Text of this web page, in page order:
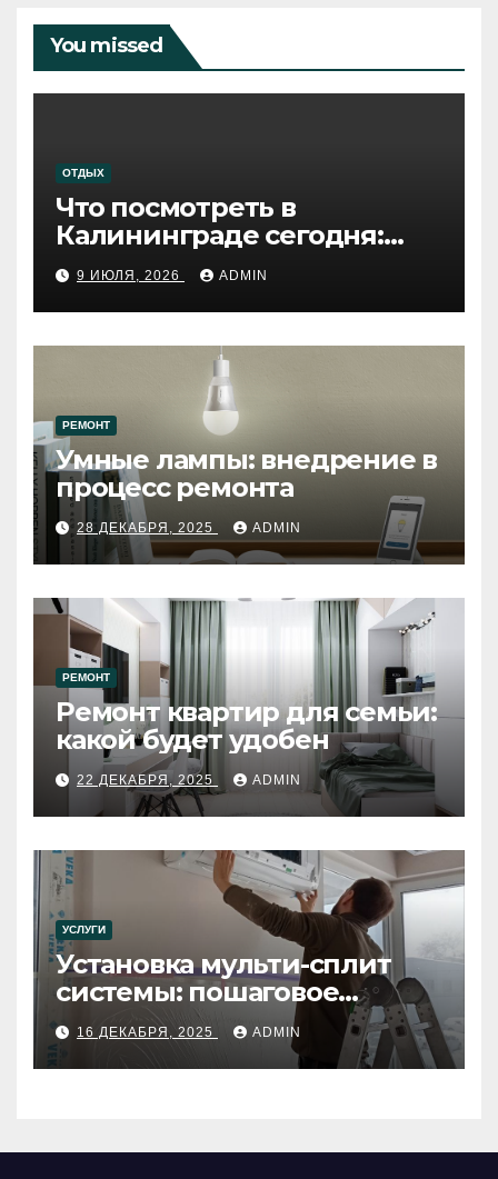
You missed
ОТДЫХ
Что посмотреть в
Калининграде сегодня:
путеводитель по самому
западному городу России
9 ИЮЛЯ, 2026 ADMIN
РЕМОНТ
Умные лампы: внедрение в
процесс ремонта
28 ДЕКАБРЯ, 2025 ADMIN
РЕМОНТ
Ремонт квартир для семьи:
какой будет удобен
22 ДЕКАБРЯ, 2025 ADMIN
УСЛУГИ
Установка мульти-сплит
системы: пошаговое
руководство
16 ДЕКАБРЯ, 2025 ADMIN